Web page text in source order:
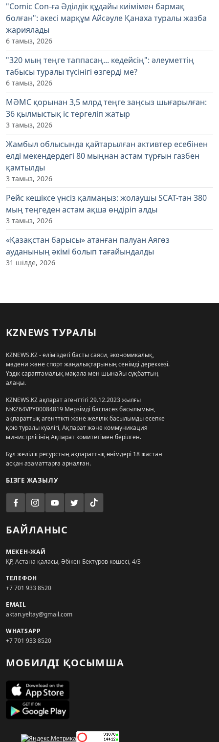
"Comic Con-ға Әділдік құдайы киімімен бармақ
болған": әкесі марқұм Айсәуле Қанаха туралы жазба
жариялады
6 тамыз, 2026
"320 мың теңге таппасаң... кедейсің": әлеуметтің
табысы туралы түсінігі өзгерді ме?
6 тамыз, 2026
МӘМС қорынан 3,5 млрд теңге заңсыз шығарылған:
36 қылмыстық іс тергеліп жатыр
3 тамыз, 2026
Жамбыл облысында қайтарылған активтер есебінен
елді мекендердегі 80 мыңнан астам тұрғын газбен
қамтылды
3 тамыз, 2026
Рейс кешіксе үнсіз қалмаңыз: жолаушы SCAT-тан 380
мың теңгеден астам ақша өндіріп алды
3 тамыз, 2026
«Қазақстан барысы» атанған палуан Аягөз
ауданының әкімі болып тағайындалды
31 шілде, 2026
KZNEWS ТУРАЛЫ
KZNEWS.KZ - еліміздегі басты саяси, экономикалық,
мәдени және спорт жаңалықтарының сенімді дереккөзі.
Үздік сараптамалық мақала мен шынайы сұқбаттың
алаңы.
KZNEWS.KZ ақпарат агенттігі 29.12.2023 жылғы
№KZ64VPY00084819 Мерзімді баспасөз басылымын,
ақпараттық агенттікті және желілік басылымды есепке
қою туралы куәлігі, Ақпарат және коммуникация
министрлігінің Ақпарат комитетімен берілген.
Бұл желілік ресурстың ақпараттық өнімдері 18 жастан
асқан азаматтарға арналған.
БІЗГЕ ЖАЗЫЛУ
БАЙЛАНЫС
МЕКЕН-ЖАЙ
ҚР, Астана қаласы, Әбікен Бектұров көшесі, 4/3
ТЕЛЕФОН
+7 701 933 8520
EMAIL
aktan.yeltay@gmail.com
WHATSAPP
+7 701 933 8520
МОБИЛДІ ҚОСЫМША